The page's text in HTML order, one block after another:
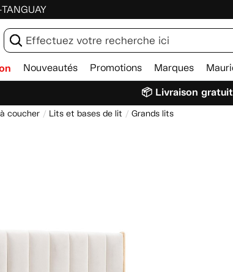
Nouveautés Promotions Marques
📦 Livraison
coucher Lits et bases de lit Grands lits